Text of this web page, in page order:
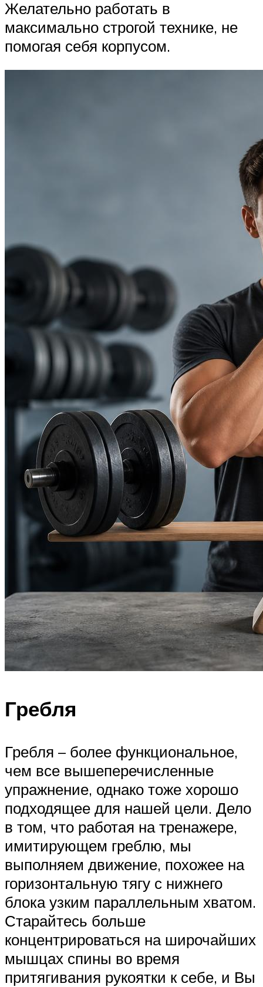
Желательно работать в
максимально строгой технике, не
помогая себя корпусом.
Гребля
Гребля – более функциональное,
чем все вышеперечисленные
упражнение, однако тоже хорошо
подходящее для нашей цели. Дело
в том, что работая на тренажере,
имитирующем греблю, мы
выполняем движение, похожее на
горизонтальную тягу с нижнего
блока узким параллельным хватом.
Старайтесь больше
концентрироваться на широчайших
мышцах спины во время
притягивания рукоятки к себе, и Вы